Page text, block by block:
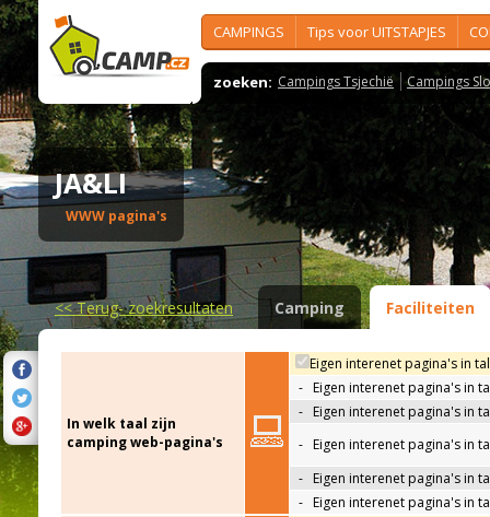
CAMPINGS Tips voor UITSTAPJES
zoeken: Campings Tsjechië Campings
JA&LI
WWW pagina's
<<Terug- zoekresultaten Camping Faciliteiten
In welk taal zijn
camping web-pagina's
Eigen interenet pagina's in
- Eigen interenet pagina's in
- Eigen interenet pagina's in
- Eigen interenet pagina's in
- Eigen interenet pagina's in
- Eigen interenet pagina's in